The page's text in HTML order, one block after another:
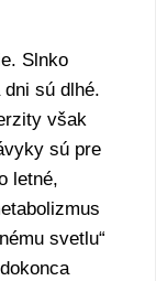
Slnko
sú dlhé.
však
sú pre
letné,
svetlu“